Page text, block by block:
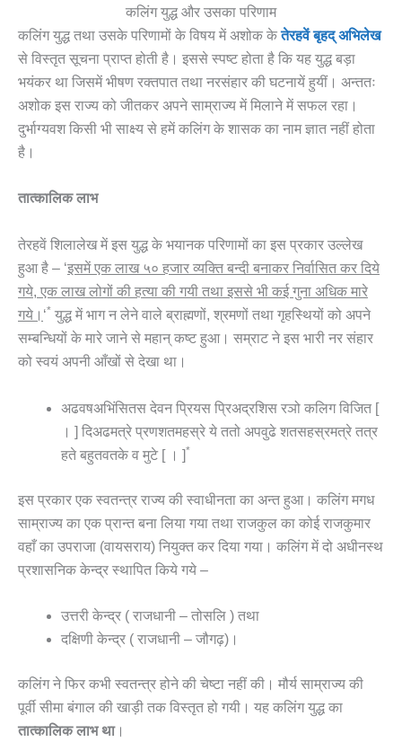
कलिंग युद्ध और उसका परिणाम
कलिंग युद्ध तथा उसके परिणामों के विषय में अशोक केतेरहवेंबृहद्अभिलेख
से विस्तृत सूचना प्राप्त होती है। इससे स्पष्ट होता है कि यह युद्ध बड़ा
भयंकर था जिसमें भीषण रक्तपात तथा नरसंहार की घटनायें हुयीं। अन्ततः
अशोक इस राज्य को जीतकर अपने साम्राज्य में मिलाने में सफल रहा।
दुर्भाग्यवश किसी भी साक्ष्य से हमें कलिंग के शासक का नाम ज्ञात नहीं होता
है।
तात्कालिक लाभ
तेरहवें शिलालेख में इस युद्ध के भयानक परिणामों का इस प्रकार उल्लेख
हुआ है – ‘इसमें एक लाख ५० हजार व्यक्ति बन्दी बनाकर निर्वासित कर दिये
गये, एक लाख लोगों की हत्या की गयी तथा इससे भी कई गुना अधिक मारे
गये। ‘* युद्ध में भाग न लेने वाले ब्राह्मणों, श्रमणों तथा गृहस्थियों को अपने
सम्बन्धियों के मारे जाने से महान् कष्ट हुआ। सम्राट ने इस भारी नर संहार
को स्वयं अपनी आँखों से देखा था।
अढवषअभिंसितस देवन प्रियस प्रिअद्रशिस रञो कलिग विजित [
। ] दिअढमत्रे प्रणशतमहस्रे ये ततो अपवुढे शतसहस्रमत्रे तत्र
हते बहुतवतके व मुटे [ । ]*
इस प्रकार एक स्वतन्त्र राज्य की स्वाधीनता का अन्त हुआ। कलिंग मगध
साम्राज्य का एक प्रान्त बना लिया गया तथा राजकुल का कोई राजकुमार
वहाँ का उपराजा (वायसराय) नियुक्त कर दिया गया। कलिंग में दो अधीनस्थ
प्रशासनिक केन्द्र स्थापित किये गये –
उत्तरी केन्द्र ( राजधानी – तोसलि ) तथा
दक्षिणी केन्द्र ( राजधानी – जौगढ़)।
कलिंग ने फिर कभी स्वतन्त्र होने की चेष्टा नहीं की। मौर्य साम्राज्य की
पूर्वी सीमा बंगाल की खाड़ी तक विस्तृत हो गयी। यह कलिंग युद्ध का
तात्कालिक लाभ था।